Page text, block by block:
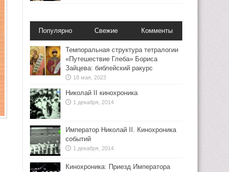
Популярно Свежие Комменты
Темпоральная структура тетралогии
«Путешествие Глеба» Бориса
Зайцева: библейский ракурс
18 мая, 2023
Николай II кинохроника
1 декабря, 2014
Император Николай II. Кинохроника
событий
1 декабря, 2014
Кинохроника: Приезд Императора